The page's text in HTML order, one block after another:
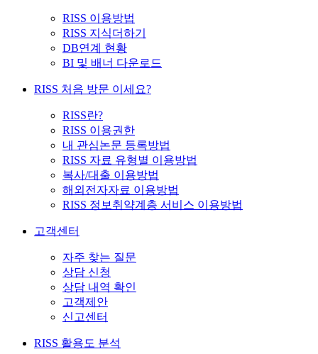
RISS 이용방법
RISS 지식더하기
DB연계 현황
BI 및 배너 다운로드
RISS 처음 방문 이세요?
RISS란?
RISS 이용권한
내 관심논문 등록방법
RISS 자료 유형별 이용방법
복사/대출 이용방법
해외전자자료 이용방법
RISS 정보취약계층 서비스 이용방법
고객센터
자주 찾는 질문
상담 신청
상담 내역 확인
고객제안
신고센터
RISS 활용도 분석